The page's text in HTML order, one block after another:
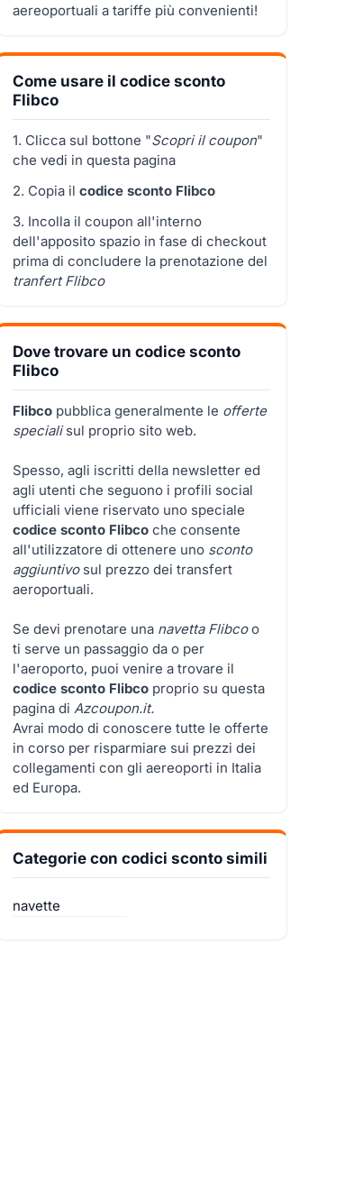
aereoportuali a tariffe più convenienti!
Come usare il codice sconto
Flibco
1. Clicca sul bottone "Scopri il coupon"
che vedi in questa pagina
2. Copia il codice sconto Flibco
3. Incolla il coupon all'interno
dell'apposito spazio in fase di checkout
prima di concludere la prenotazione del
tranfert Flibco
Dove trovare un codice sconto
Flibco
Flibco pubblica generalmente le offerte
specialisul proprio sito web.
Spesso, agli iscritti della newsletter ed
agli utenti che seguono i profili social
ufficiali viene riservato uno speciale
codice sconto Flibco che consente
all'utilizzatore di ottenere uno sconto
aggiuntivosul prezzo dei transfert
aeroportuali.
Se devi prenotare una navetta Flibcoo
ti serve un passaggio da o per
l'aeroporto, puoi venire a trovare il
codice sconto Flibco proprio su questa
pagina di Azcoupon.it.
Avrai modo di conoscere tutte le offerte
in corso per risparmiare sui prezzi dei
collegamenti con gli aereoporti in Italia
ed Europa.
Categorie con codici sconto simili
navette